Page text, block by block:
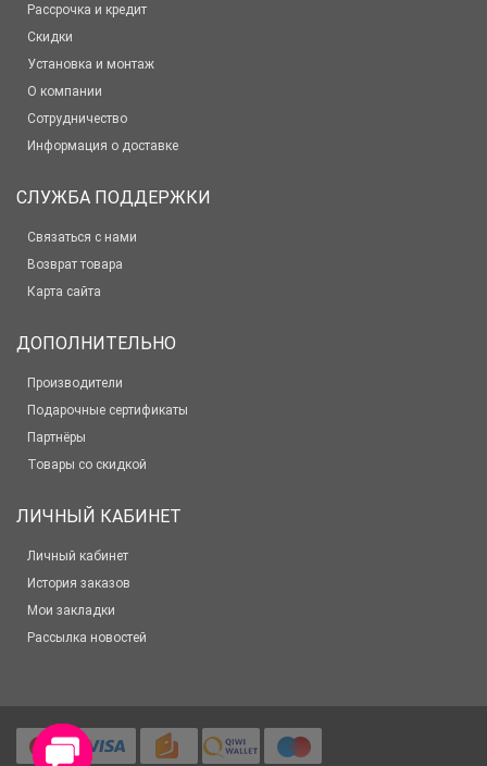
Рассрочка и кредит
Скидки
Установка и монтаж
О компании
Сотрудничество
Информация о доставке
СЛУЖБА ПОДДЕРЖКИ
Связаться с нами
Возврат товара
Карта сайта
ДОПОЛНИТЕЛЬНО
Производители
Подарочные сертификаты
Партнёры
Товары со скидкой
ЛИЧНЫЙ КАБИНЕТ
Личный кабинет
История заказов
Мои закладки
Рассылка новостей